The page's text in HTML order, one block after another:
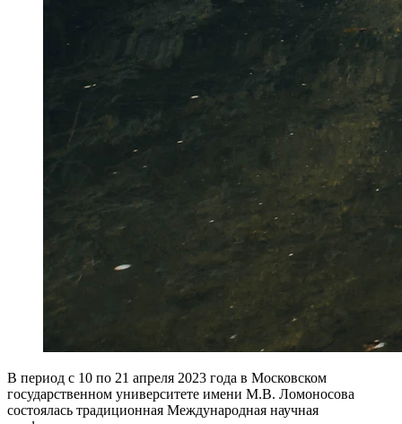
В период с 10 по 21 апреля 2023 года в Московском
государственном университете имени М.В. Ломоносова
состоялась традиционная Международная научная